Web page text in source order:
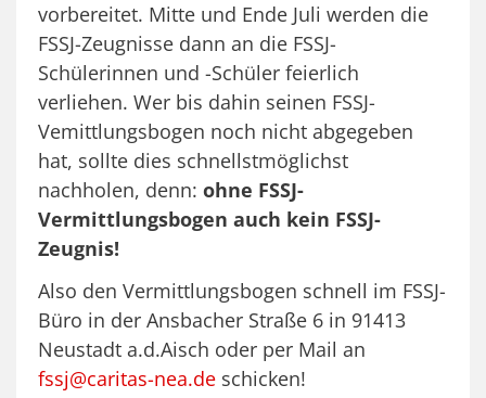
vorbereitet. Mitte und Ende Juli werden die
FSSJ-Zeugnisse dann an die FSSJ-
Schülerinnen und -Schüler feierlich
verliehen. Wer bis dahin seinen FSSJ-
Vemittlungsbogen noch nicht abgegeben
hat, sollte dies schnellstmöglichst
nachholen, denn: ohne FSSJ-
Vermittlungsbogen auch kein FSSJ-
Zeugnis!
Also den Vermittlungsbogen schnell im FSSJ-
Büro in der Ansbacher Straße 6 in 91413
Neustadt a.d.Aisch oder per Mail an
fssj@caritas-nea.de schicken!